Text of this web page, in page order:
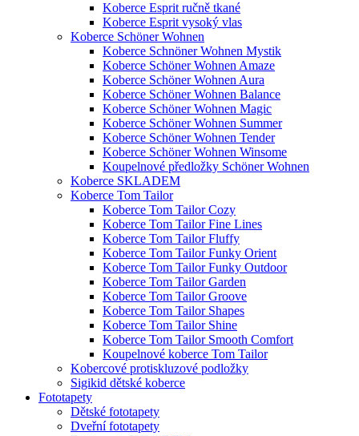
Koberce Esprit ručně tkané
Koberce Esprit vysoký vlas
Koberce Schöner Wohnen
Koberce Schnöner Wohnen Mystik
Koberce Schöner Wohnen Amaze
Koberce Schöner Wohnen Aura
Koberce Schöner Wohnen Balance
Koberce Schöner Wohnen Magic
Koberce Schöner Wohnen Summer
Koberce Schöner Wohnen Tender
Koberce Schöner Wohnen Winsome
Koupelnové předložky Schöner Wohnen
Koberce SKLADEM
Koberce Tom Tailor
Koberce Tom Tailor Cozy
Koberce Tom Tailor Fine Lines
Koberce Tom Tailor Fluffy
Koberce Tom Tailor Funky Orient
Koberce Tom Tailor Funky Outdoor
Koberce Tom Tailor Garden
Koberce Tom Tailor Groove
Koberce Tom Tailor Shapes
Koberce Tom Tailor Shine
Koberce Tom Tailor Smooth Comfort
Koupelnové koberce Tom Tailor
Kobercové protiskluzové podložky
Sigikid dětské koberce
Fototapety
Dětské fototapety
Dveřní fototapety